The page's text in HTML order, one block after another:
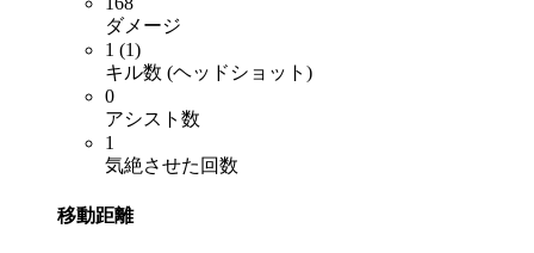
ダメージ
1 (1)
キル数 (ヘッドショット)
0
アシスト数
1
気絶させた回数
移動距離